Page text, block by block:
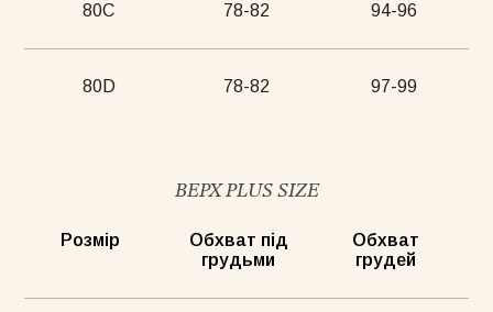
Майка Core рожева
80С 78-82 94-96
80D 78-82 97-99
ВЕРХ PLUS SIZE
Розмір
Обхват під
грудьми
Обхват
грудей